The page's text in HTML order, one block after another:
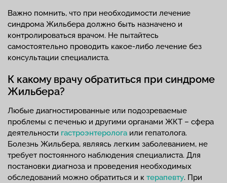
Важно помнить, что при необходимости лечение
синдрома Жильбера должно быть назначено и
контролироваться врачом. Не пытайтесь
самостоятельно проводить какое-либо лечение без
консультации специалиста.
К какому врачу обратиться при синдроме
Жильбера?
Любые диагностированные или подозреваемые
проблемы с печенью и другими органами ЖКТ – сфера
деятельности гастроэнтеролога или гепатолога.
Болезнь Жильбера, являясь легким заболеванием, не
требует постоянного наблюдения специалиста. Для
постановки диагноза и проведения необходимых
обследований можно обратиться и к терапевту. При